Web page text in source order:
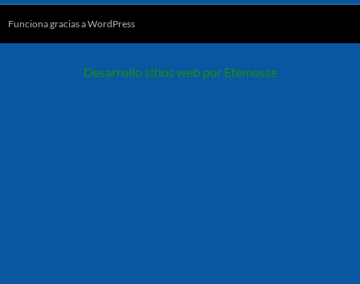
Funciona gracias a WordPress
Desarrollo sitios web por Efemosse